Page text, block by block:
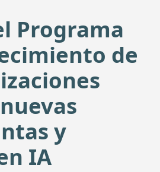
Programa
de
y
IA